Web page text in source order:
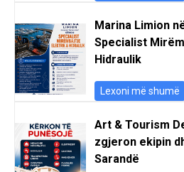
Marina Limion
Specialist
Hidraulik
Lexoni më shumë
Art & Tourism
zgjeron ekipin
Sarandë